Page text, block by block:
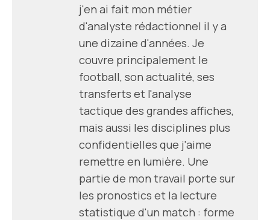
j'en ai fait mon métier
d'analyste rédactionnel il y a
une dizaine d'années. Je
couvre principalement le
football, son actualité, ses
transferts et l'analyse
tactique des grandes affiches,
mais aussi les disciplines plus
confidentielles que j'aime
remettre en lumière. Une
partie de mon travail porte sur
les pronostics et la lecture
statistique d'un match : forme